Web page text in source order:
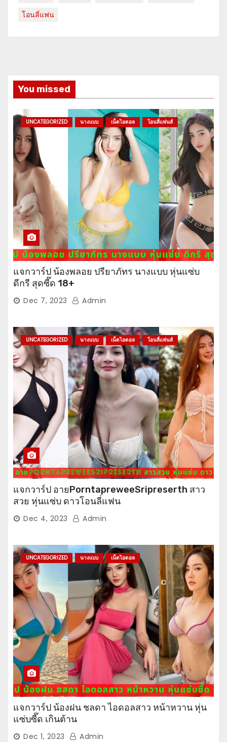
โอนลี่แฟน
You missed
UNCATEGORIZED นางแบบ เน็ตไอดอล โอนลี่แฟนส์
แจกวาร์ป น้องพลอย ปรียาภัทร นางแบบ หุ่นแซ่บ
ดีกรี สุดซี๊ด 18+
Dec 7, 2023 Admin
UNCATEGORIZED นางแบบ เน็ตไอดอล โอนลี่แฟนส์
แจกวาร์ป อายPorntapreweeSripreserth สาว
สวย หุ่นแซ่บ ดาวโอนลี่แฟน
Dec 4, 2023 Admin
UNCATEGORIZED นางแบบ เน็ตไอดอล
แจกวาร์ป น้องฝน ชลดา ไอดอลสาว หน้าหวาน หุ่น
แซ่บซี๊ด เกินต้าน
Dec 1, 2023 Admin